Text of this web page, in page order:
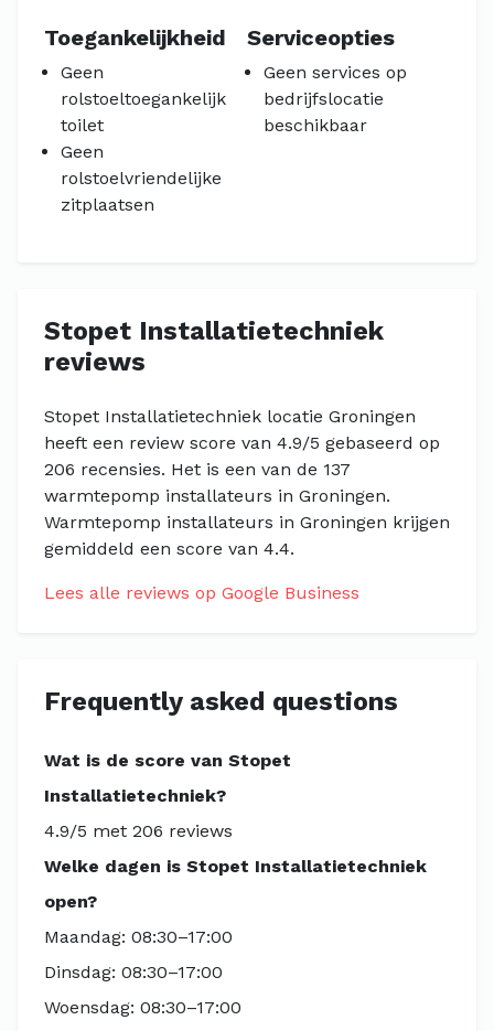
Toegankelijkheid
Geen
rolstoeltoegankelijk
toilet
Geen
rolstoelvriendelijke
zitplaatsen
Serviceopties
Geen services op
bedrijfslocatie
beschikbaar
Stopet Installatietechniek
reviews
Stopet Installatietechniek locatie Groningen
heeft een review score van 4.9/5 gebaseerd op
206 recensies. Het is een van de 137
warmtepomp installateurs in Groningen.
Warmtepomp installateurs in Groningen krijgen
gemiddeld een score van 4.4.
Lees alle reviews op Google Business
Frequently asked questions
Wat is de score van Stopet
Installatietechniek?
4.9/5 met 206 reviews
Welke dagen is Stopet Installatietechniek
open?
Maandag: 08:30–17:00
Dinsdag: 08:30–17:00
Woensdag: 08:30–17:00